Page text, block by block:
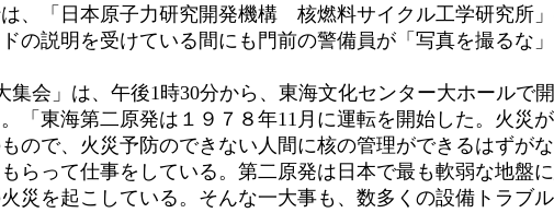
、「日本原子力研究開発機構 核燃料サイクル工学研究所
の説明を受けている間にも門前の警備員が「写真を撮るな
」は、午後1時30分から、東海文化センター大ホールで開
東海第二原発は１９７８年11月に運転を開始した。火災
ので、火災予防のできない人間に核の管理ができるはずが
らって仕事をしている。第二原発は日本で最も軟弱な地盤
災を起こしている。そんな一大事も、数多くの設備トラブ